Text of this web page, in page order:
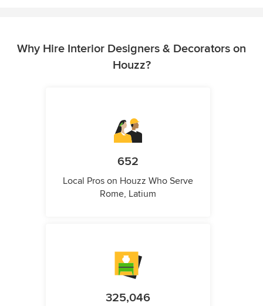
Why Hire Interior Designers & Decorators on
Houzz?
652
Local Pros on Houzz Who Serve
Rome, Latium
325,046